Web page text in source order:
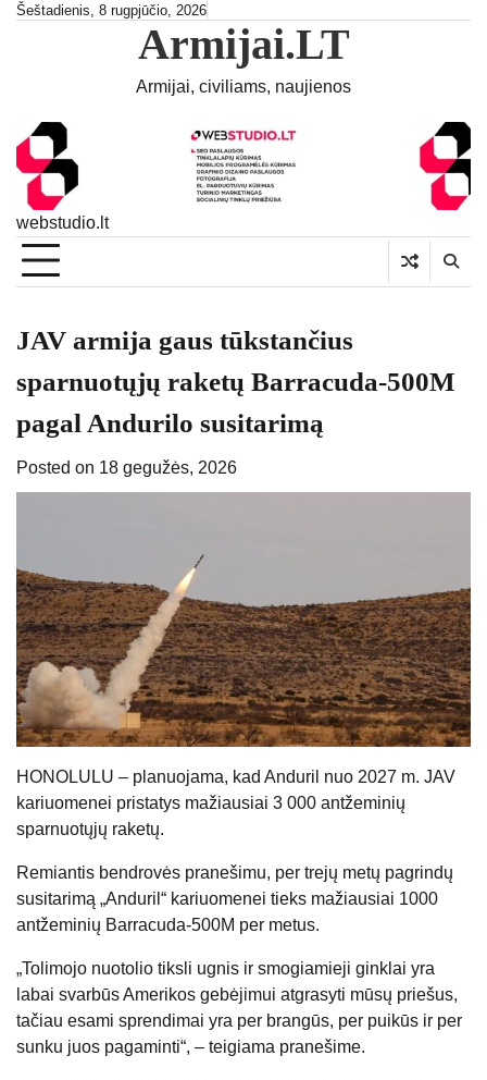
SkipŠeštadienis, 8 rugpjūčio, 2026
Armijai.LT
Armijai, civiliams, naujienos
webstudio.lt
JAV armija gaus tūkstančius
sparnuotųjų raketų Barracuda-500M
pagal Andurilo susitarimą
Posted on 18 gegužės, 2026
HONOLULU – planuojama, kad Anduril nuo 2027 m. JAV
kariuomenei pristatys mažiausiai 3 000 antžeminių
sparnuotųjų raketų.
Remiantis bendrovės pranešimu, per trejų metų pagrindų
susitarimą „Anduril“ kariuomenei tieks mažiausiai 1000
antžeminių Barracuda-500M per metus.
„Tolimojo nuotolio tiksli ugnis ir smogiamieji ginklai yra
labai svarbūs Amerikos gebėjimui atgrasyti mūsų priešus,
tačiau esami sprendimai yra per brangūs, per puikūs ir per
sunku juos pagaminti“, – teigiama pranešime.